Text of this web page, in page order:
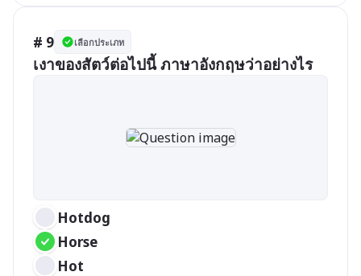
# 9 เลือกประเภท
เงาของสัตว์ต่อไปนี้ ภาษาอังกฤษว่าอย่างไร
Hotdog
Horse
Hot